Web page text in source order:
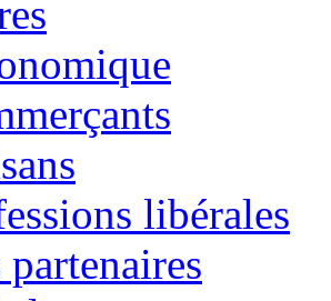
libérales
partenaires